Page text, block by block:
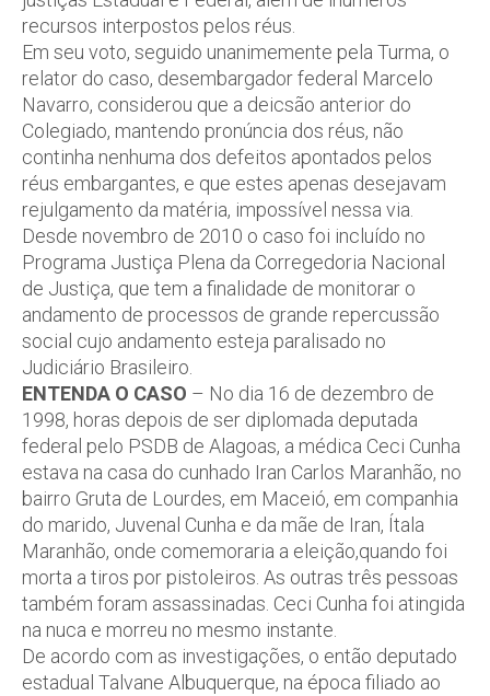
recursos interpostos pelos réus.
Em seu voto, seguido unanimemente pela Turma, o
relator do caso, desembargador federal Marcelo
Navarro, considerou que a deicsão anterior do
Colegiado, mantendo pronúncia dos réus, não
continha nenhuma dos defeitos apontados pelos
réus embargantes, e que estes apenas desejavam
rejulgamento da matéria, impossível nessa via.
Desde novembro de 2010 o caso foi incluído no
Programa Justiça Plena da Corregedoria Nacional
de Justiça, que tem a finalidade de monitorar o
andamento de processos de grande repercussão
social cujo andamento esteja paralisado no
Judiciário Brasileiro.
ENTENDA O CASO – No dia 16 de dezembro de
1998, horas depois de ser diplomada deputada
federal pelo PSDB de Alagoas, a médica Ceci Cunha
estava na casa do cunhado Iran Carlos Maranhão, no
bairro Gruta de Lourdes, em Maceió, em companhia
do marido, Juvenal Cunha e da mãe de Iran, Ítala
Maranhão, onde comemoraria a eleição,quando foi
morta a tiros por pistoleiros. As outras três pessoas
também foram assassinadas. Ceci Cunha foi atingida
na nuca e morreu no mesmo instante.
De acordo com as investigações, o então deputado
estadual Talvane Albuquerque, na época filiado ao